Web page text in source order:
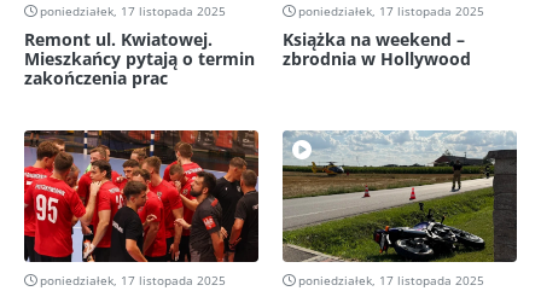
poniedziałek, 17 listopada 2025
Remont ul. Kwiatowej.
Mieszkańcy pytają o termin
zakończenia prac
poniedziałek, 17 listopada 2025
Książka na weekend –
zbrodnia w Hollywood
poniedziałek, 17 listopada 2025 poniedziałek, 17 listopada 2025